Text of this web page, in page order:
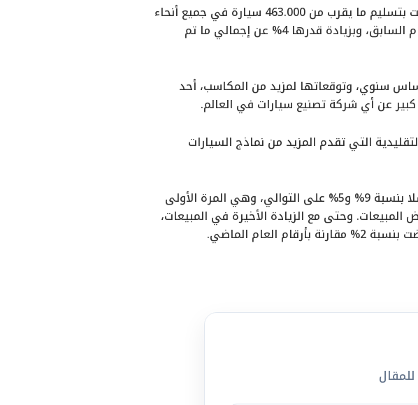
وكشفت الشركة الأكبر في سوق السيارات الكهربائية أنها قامت بتسليم ما يقرب من 463.000 سيارة في جميع أنحاء
العالم خلال الربع الثالث، بزيادة نسبتها 6% مقارنة بمبيعات العام السابق، وبزيادة قدرها 4% عن إجمالي ما تم
سنوي، وتوقعاتها لمزيد من المكاسب، أحد
عن أي شركة تصنيع سيارات في العالم.
التي تقدم المزيد من نماذج السيارات
شهد الربع الأول والثاني من هذا العام انخفاضًا في مبيعات تسلا بنسبة 9% و5% على التوالي، وهي المرة الأولى
وحتى مع الزيادة الأخيرة في المبيعات،